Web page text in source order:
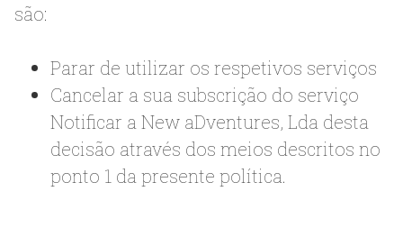
são:
Parar de utilizar os respetivos serviços
Cancelar a sua subscrição do serviço
Notificar a New aDventures, Lda desta
decisão através dos meios descritos no
ponto 1 da presente política.